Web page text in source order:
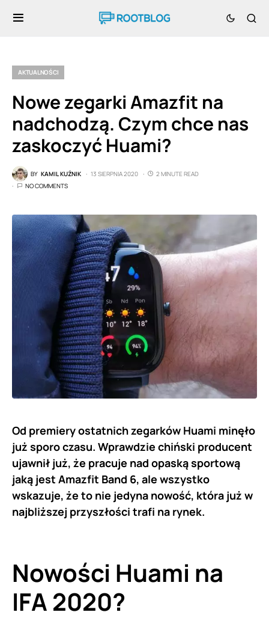
AKTUALNOŚCI
Nowe zegarki Amazfit na
nadchodzą. Czym chce nas
zaskoczyć Huami?
BY KAMIL KUŹNIK 13 SIERPNIA 2020
2 MINUTE READ
NO COMMENTS
Od premiery ostatnich zegarków Huami minęło
już sporo czasu. Wprawdzie chiński producent
ujawnił już, że pracuje nad opaską sportową
jaką jest Amazfit Band 6, ale wszystko
wskazuje, że to nie jedyna nowość, która już w
najbliższej przyszłości trafi na rynek.
Nowości Huami na
IFA 2020?